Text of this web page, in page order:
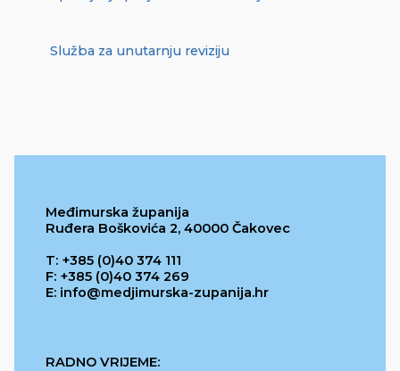
Služba za unutarnju reviziju
Međimurska županija
Ruđera Boškovića 2, 40000 Čakovec
T: +385 (0)40 374 111
F: +385 (0)40 374 269
E: info@medjimurska-zupanija.hr
RADNO VRIJEME: